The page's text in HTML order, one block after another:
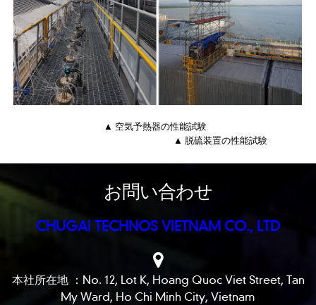
▲ 空気予熱器の性能試験
▲ 脱硫装置の性能試験
お問い合わせ
CHUGAI TECHNOS VIETNAM CO., LTD
本社所在地 ：No. 12, Lot K, Hoang Quoc Viet Street, Tan
My Ward, Ho Chi Minh City, Vietnam